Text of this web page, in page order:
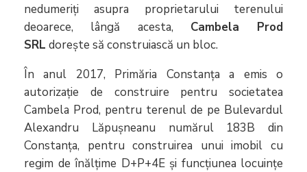
nedumeriți asupra proprietarului terenului
deoarece, lângă acesta, Cambela Prod
SRL dorește să construiască un bloc.
În anul 2017, Primăria Constanța a emis o
autorizație de construire pentru societatea
Cambela Prod, pentru terenul de pe Bulevardul
Alexandru Lăpușneanu numărul 183B din
Constanța, pentru construirea unui imobil cu
regim de înălțime D+P+4E și funcțiunea locuințe